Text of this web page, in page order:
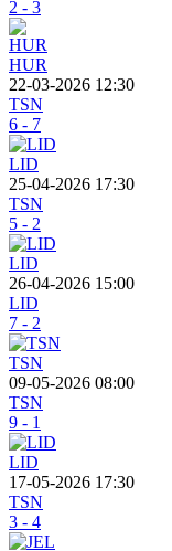
2 - 3
HUR
22-03-2026 12:30
TSN
6 - 7
LID
25-04-2026 17:30
TSN
5 - 2
LID
26-04-2026 15:00
LID
7 - 2
TSN
09-05-2026 08:00
TSN
9 - 1
LID
17-05-2026 17:30
TSN
3 - 4